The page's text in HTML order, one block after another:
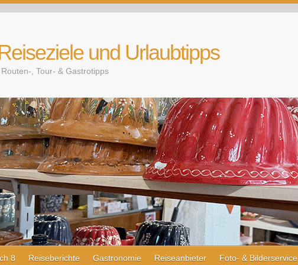
und Urlaubtipps
, Tour- & Gastrotipps
8 Reiseberichte Gastronomie Reiseanbieter Foto- & Bilderservice